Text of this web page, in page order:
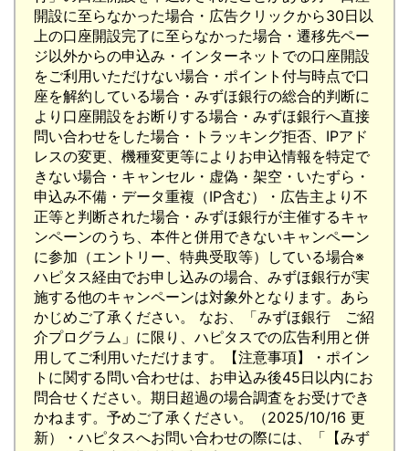
開設に至らなかった場合・広告クリックから30日以
上の口座開設完了に至らなかった場合・遷移先ペー
ジ以外からの申込み・インターネットでの口座開設
をご利用いただけない場合・ポイント付与時点で口
座を解約している場合・みずほ銀行の総合的判断に
より口座開設をお断りする場合・みずほ銀行へ直接
問い合わせをした場合・トラッキング拒否、IPアド
レスの変更、機種変更等によりお申込情報を特定で
きない場合・キャンセル・虚偽・架空・いたずら・
申込み不備・データ重複（IP含む）・広告主より不
正等と判断された場合・みずほ銀行が主催するキャ
ンペーンのうち、本件と併用できないキャンペーン
に参加（エントリー、特典受取等）している場合※
ハピタス経由でお申し込みの場合、みずほ銀行が実
施する他のキャンペーンは対象外となります。あら
かじめご了承ください。 なお、「みずほ銀行 ご紹
介プログラム」に限り、ハピタスでの広告利用と併
用してご利用いただけます。【注意事項】・ポイン
トに関する問い合わせは、お申込み後45日以内にお
問合せください。期日超過の場合調査をお受けでき
かねます。予めご了承ください。（2025/10/16 更
新）・ハピタスへお問い合わせの際には、「【みず